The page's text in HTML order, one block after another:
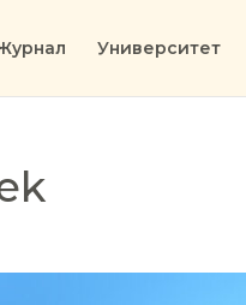
Университет